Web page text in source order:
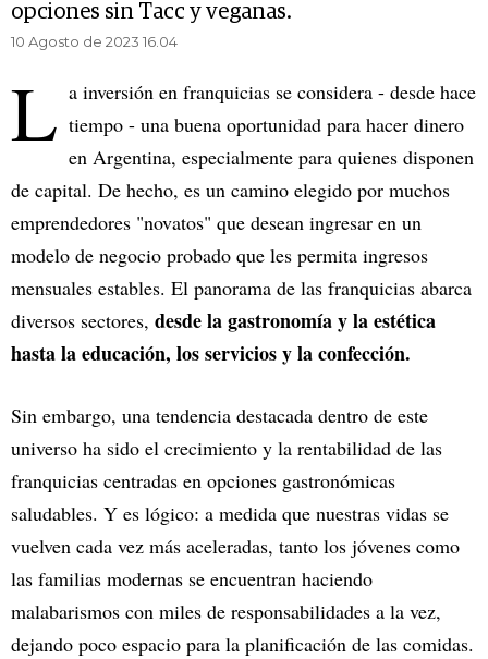
opciones sin Tacc y veganas.
10 Agosto de 2023 16.04
L a inversión en franquicias se considera - desde hace
tiempo - una buena oportunidad para hacer dinero
en Argentina, especialmente para quienes disponen
de capital. De hecho, es un camino elegido por muchos
emprendedores "novatos" que desean ingresar en un
modelo de negocio probado que les permita ingresos
mensuales estables. El panorama de las franquicias abarca
diversos sectores, desde la gastronomía y la estética
hasta la educación, los servicios y la confección.
Sin embargo, una tendencia destacada dentro de este
universo ha sido el crecimiento y la rentabilidad de las
franquicias centradas en opciones gastronómicas
saludables. Y es lógico: a medida que nuestras vidas se
vuelven cada vez más aceleradas, tanto los jóvenes como
las familias modernas se encuentran haciendo
malabarismos con miles de responsabilidades a la vez,
dejando poco espacio para la planificación de las comidas.